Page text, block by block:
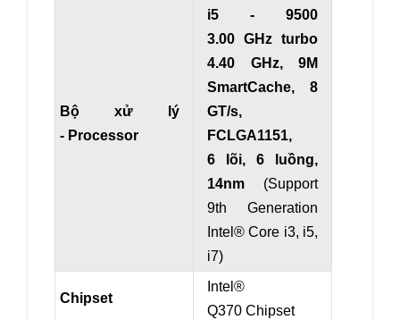
Bộ xử lý
- Processor
i5 - 9500
3.00 GHz turbo
4.40 GHz, 9M
SmartCache, 8
GT/s,
FCLGA1151,
6 lõi, 6 luồng,
14nm (Support
9th Generation
Intel® Core i3, i5,
i7)
Chipset
Intel®
Q370 Chipset